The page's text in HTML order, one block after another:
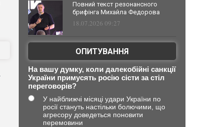
Повний текст резонансного
брифінга Михайла Федорова
18.07.2026 09:27
ОПИТУВАННЯ
На вашу думку, коли далекобійні санкції
України примусять росію сісти за стіл
переговорів?
У найближчі місяці удари України по
росії стануть настільки болючими, що
агресору доведеться поновити
перемовини